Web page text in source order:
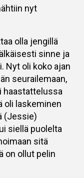
nyt
olla jengillä
sinne ja
Nyt oli koko ajan
seurailemaan,
haastattelussa
oli laskeminen
(Jessie)
siellä puolelta
sitä
on ollut pelin